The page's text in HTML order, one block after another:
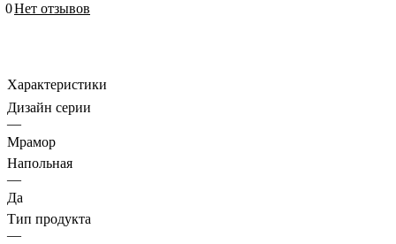
0Нет отзывов
Характеристики
Дизайн серии
—
Мрамор
Напольная
—
Да
Тип продукта
—